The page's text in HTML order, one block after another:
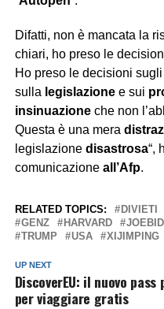
Difatti, non è mancata la
chiari, ho preso le
Ho preso le decisioni sugli
sulla legislazionee sui
insinuazioneche non
Questa è una mera
legislazione disastrosa“,
comunicazione all’Afp.
RELATED TOPICS: DIVIETI
GENZ
HARVARD
TRUMP
USA XIJIMPING
UP NEXT
DiscoverEU: il nuovo
per viaggiare gratis